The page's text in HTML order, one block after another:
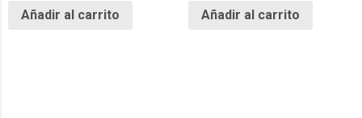
Añadir al carrito Añadir al carrito